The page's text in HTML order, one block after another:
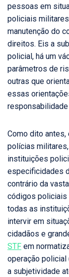
pessoas em
policiais
manutenção do
direitos. Eis a
policial, há um
parâmetros de
outras que
essas
Como dito
polícias
instituições
especificidades
contrário da
códigos policiais
todas as
intervir em
cidadãos e
STF em
operação policial
a subjetividade